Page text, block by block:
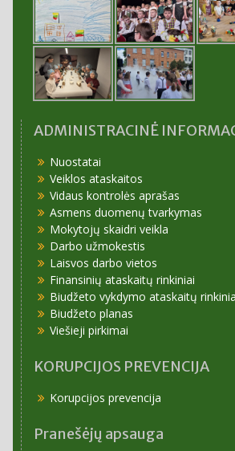
ADMINISTRACINĖ
Nuostatai
Veiklos ataskaitos
Vidaus kontrolės aprašas
Asmens duomenų tvarkymas
Mokytojų skaidri veikla
Darbo užmokestis
Laisvos darbo vietos
Finansinių ataskaitų rinkiniai
Biudžeto vykdymo ataskaitų
Biudžeto planas
Viešieji pirkimai
KORUPCIJOS PREVENCIJA
Korupcijos prevencija
Pranešėjų apsauga